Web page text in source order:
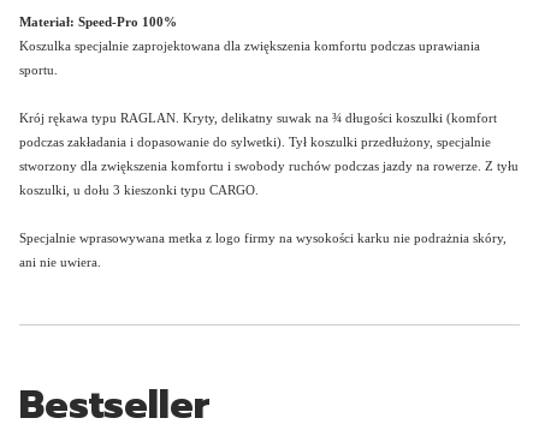
Materiał: Speed-Pro 100%
Koszulka specjalnie zaprojektowana dla zwiększenia komfortu podczas uprawiania
sportu.
Krój rękawa typu RAGLAN. Kryty, delikatny suwak na ¾ długości koszulki (komfort
podczas zakładania i dopasowanie do sylwetki). Tył koszulki przedłużony, specjalnie
stworzony dla zwiększenia komfortu i swobody ruchów podczas jazdy na rowerze. Z tyłu
koszulki, u dołu 3 kieszonki typu CARGO.
Specjalnie wprasowywana metka z logo firmy na wysokości karku nie podrażnia skóry,
ani nie uwiera.
Bestseller